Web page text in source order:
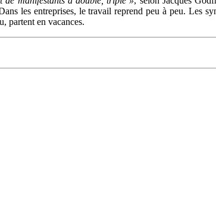
les entreprises, le travail reprend peu à peu. Les
partent en vacances.